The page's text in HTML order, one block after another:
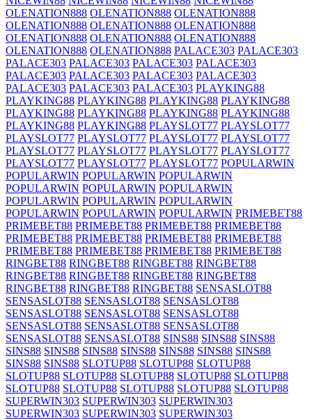
OLENATION888 OLENATION888 OLENATION888
OLENATION888 OLENATION888 OLENATION888
OLENATION888 OLENATION888 OLENATION888
OLENATION888 OLENATION888 PALACE303 PALACE303
PALACE303 PALACE303 PALACE303 PALACE303
PALACE303 PALACE303 PALACE303 PALACE303
PALACE303 PALACE303 PALACE303 PLAYKING88
PLAYKING88 PLAYKING88 PLAYKING88 PLAYKING88
PLAYKING88 PLAYKING88 PLAYKING88 PLAYKING88
PLAYKING88 PLAYKING88 PLAYSLOT77 PLAYSLOT77
PLAYSLOT77 PLAYSLOT77 PLAYSLOT77 PLAYSLOT77
PLAYSLOT77 PLAYSLOT77 PLAYSLOT77 PLAYSLOT77
PLAYSLOT77 PLAYSLOT77 PLAYSLOT77 POPULARWIN
POPULARWIN POPULARWIN POPULARWIN
POPULARWIN POPULARWIN POPULARWIN
POPULARWIN POPULARWIN POPULARWIN
POPULARWIN POPULARWIN POPULARWIN PRIMEBET88
PRIMEBET88 PRIMEBET88 PRIMEBET88 PRIMEBET88
PRIMEBET88 PRIMEBET88 PRIMEBET88 PRIMEBET88
PRIMEBET88 PRIMEBET88 PRIMEBET88 PRIMEBET88
RINGBET88 RINGBET88 RINGBET88 RINGBET88
RINGBET88 RINGBET88 RINGBET88 RINGBET88
RINGBET88 RINGBET88 RINGBET88 SENSASLOT88
SENSASLOT88 SENSASLOT88 SENSASLOT88
SENSASLOT88 SENSASLOT88 SENSASLOT88
SENSASLOT88 SENSASLOT88 SENSASLOT88
SENSASLOT88 SENSASLOT88 SINS88 SINS88 SINS88
SINS88 SINS88 SINS88 SINS88 SINS88 SINS88 SINS88
SINS88 SINS88 SLOTUP88 SLOTUP88 SLOTUP88
SLOTUP88 SLOTUP88 SLOTUP88 SLOTUP88 SLOTUP88
SLOTUP88 SLOTUP88 SLOTUP88 SLOTUP88 SLOTUP88
SUPERWIN303 SUPERWIN303 SUPERWIN303
SUPERWIN303 SUPERWIN303 SUPERWIN303